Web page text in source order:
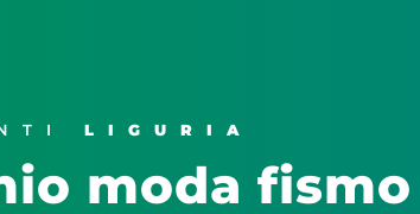
LIGURIA
moda fismo